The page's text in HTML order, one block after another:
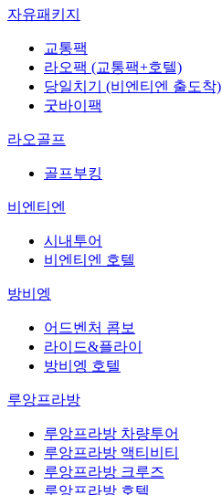
자유패키지
교통팩
라오팩 (교통팩+호텔)
당일치기 (비엔티엔 출도착)
굿바이팩
라오골프
골프부킹
비엔티엔
시내투어
비엔티엔 호텔
방비엥
어드벤처 콤보
라이드&플라이
방비엥 호텔
루앙프라방
루앙프라방 차량투어
루앙프라방 액티비티
루앙프라방 크루즈
루앙프라방 호텔